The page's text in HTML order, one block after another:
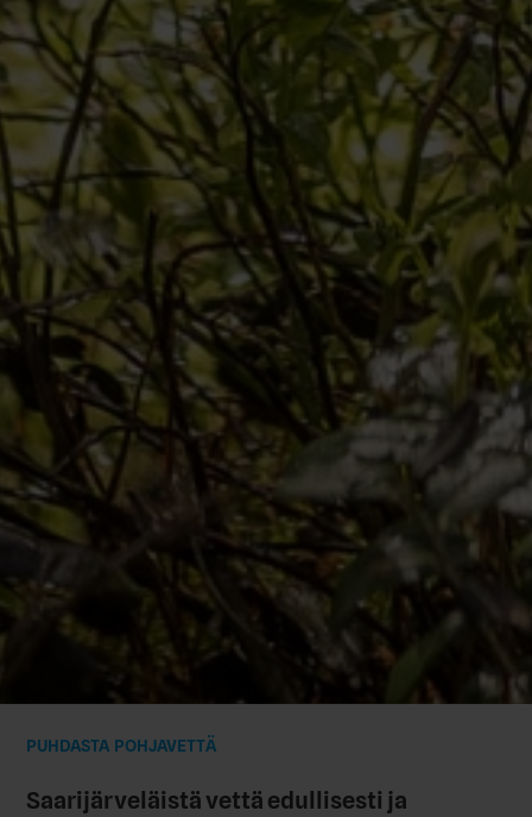
PUHDASTA POHJAVETTÄ
Saarijärveläistä vettä edullisesti ja